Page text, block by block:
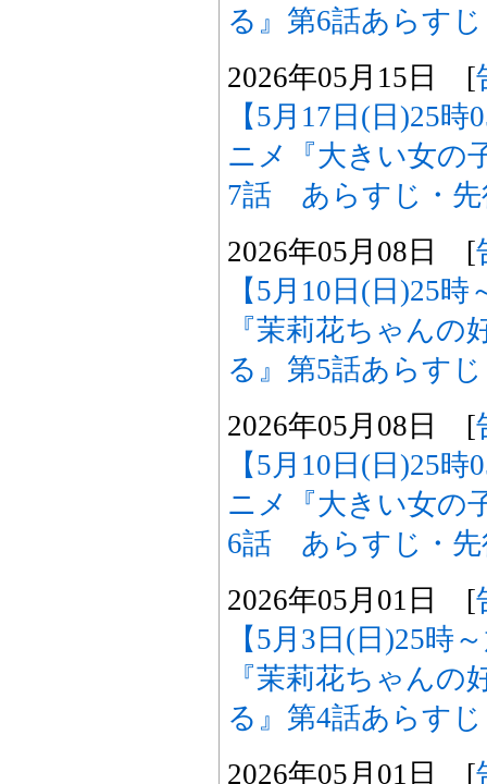
る』第6話あらす
2026年05月15日 [
【5月17日(日)25
ニメ『大きい女の
7話 あらすじ・先
2026年05月08日 [
【5月10日(日)25
『茉莉花ちゃん
る』第5話あらす
2026年05月08日 [
【5月10日(日)25
ニメ『大きい女の
6話 あらすじ・先
2026年05月01日 [
【5月3日(日)25時
『茉莉花ちゃん
る』第4話あらす
2026年05月01日 [